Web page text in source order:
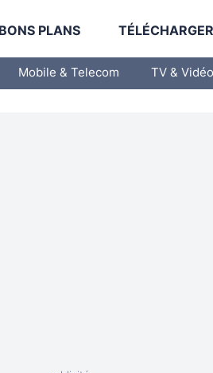
BONS PLANS
Mobile & Telecom TV & Vidéo